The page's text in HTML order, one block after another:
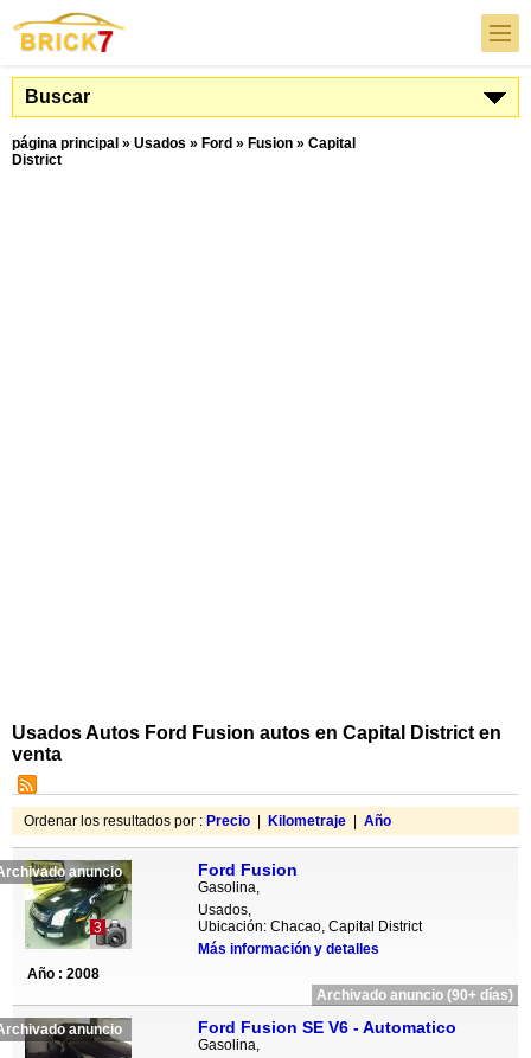
Buscar
página principal » Usados » Ford » Fusion » Capital
District
Usados Autos Ford Fusion autos en Capital District en
venta
Ordenar los resultados por : Precio Kilometraje Año
anuncio
3
Ford Fusion
Gasolina,
Usados,
Ubicación: Chacao, Capital District
Más información y detalles
Año : 2008
Archivado anuncio (90+ días)
anuncio Ford Fusion SE V6 - Automatico
Gasolina,